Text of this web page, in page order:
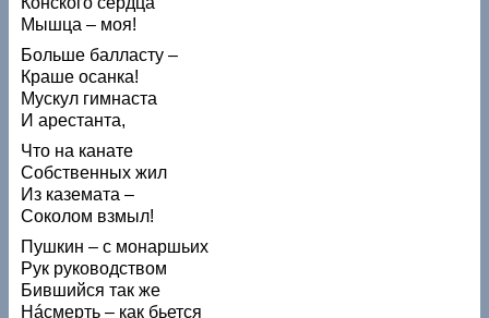
Мышца – моя!
Больше балласту –
Краше осанка!
Мускул гимнаста
И арестанта,
Что на канате
Собственных жил
Из каземата –
Соколом взмыл!
Пушкин – с монаршьих
Рук руководством
Бившийся так же
Нáсмерть – как бьется